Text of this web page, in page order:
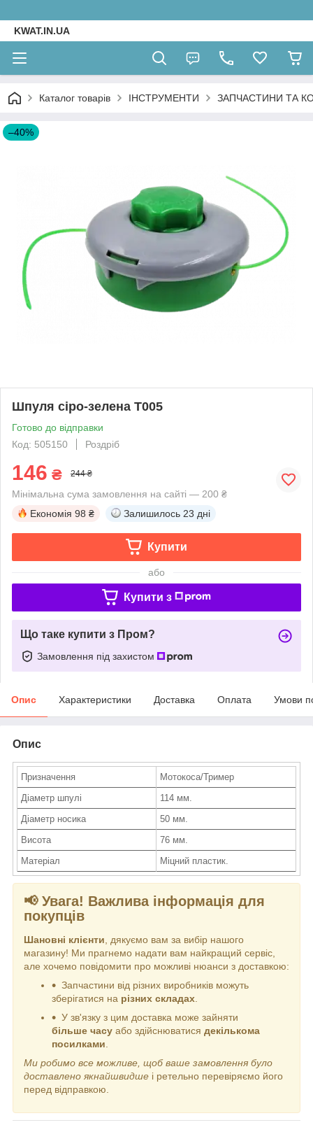
KWAT.IN.UA
Каталог товарів ІНСТРУМЕНТИ ЗАПЧАСТИНИ ТА
–40%
Шпуля сіро-зелена T005
Готово до відправки
Код: 505150
Роздріб
146 ₴ 244 ₴
Мінімальна сума замовлення на сайті — 200 ₴
Економія 98 ₴ Залишилось 23 дні
Купити
або
Купити з
Що таке купити з Пром?
Замовлення під захистом
Опис Характеристики Доставка Оплата Умови
Опис
Призначення
Мотокоса/Тример
Діаметр шпулі
114 мм.
Діаметр носика
50 мм.
Висота
76 мм.
Матеріал
Міцний пластик.
📢 Увага! Важлива інформація для
покупців
Шановні клієнти, дякуємо вам за вибір нашого
магазину! Ми прагнемо надати вам найкращий сервіс,
але хочемо повідомити про можливі нюанси з доставкою:
Запчастини від різних виробників можуть
зберігатися на різних складах.
У зв'язку з цим доставка може зайняти
більше часу або здійснюватися декількома
посилками.
Ми робимо все можливе, щоб ваше замовлення було
доставлено якнайшвидше і ретельно перевіряємо його
перед відправкою.